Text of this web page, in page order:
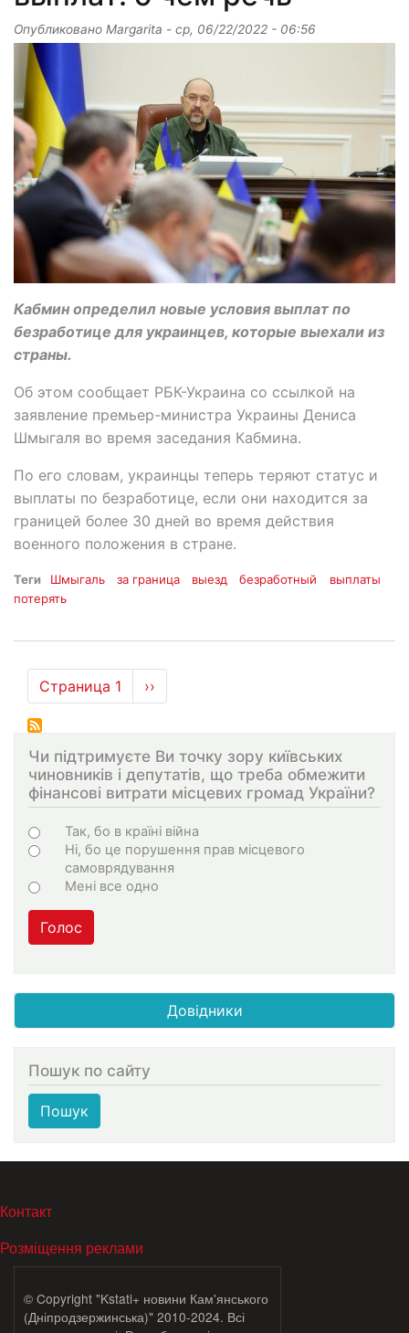
Опубликовано Margarita - ср, 06/22/2022 - 06:56
Кабмин определил новые условия выплат по
безработице для украинцев, которые выехали из
страны.
Об этом сообщает РБК-Украина со ссылкой на
заявление премьер-министра Украины Дениса
Шмыгаля во время заседания Кабмина.
По его словам, украинцы теперь теряют статус и
выплаты по безработице, если они находится за
границей более 30 дней во время действия
военного положения в стране.
Теги Шмыгаль за граница выезд безработный
выплаты
потерять
Нумерация
страниц
Страница 1
Следующая
страница
››
Чи підтримуєте Ви точку зору київських
чиновників і депутатів, що треба обмежити
фінансові витрати місцевих громад України?
Choices
Так, бо в країні війна
Ні, бо це порушення прав місцевого
самоврядування
Мені все одно
Голос
Довідники
Пошук по сайту
Пошук
МЕНЮ В ПОДВАЛЕ
Контакт
Розміщення реклами
© Copyright "Kstati+ новини Кам'янського
(Дніпродзержинська)" 2010-2024. Всі